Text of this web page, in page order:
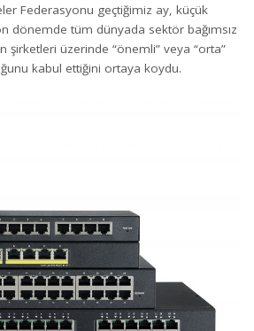
Federasyonu geçtiğimiz ay, küçük
dönemde tüm dünyada sektör bağımsız
şirketleri üzerinde “önemli” veya “orta”
kabul ettiğini ortaya koydu.